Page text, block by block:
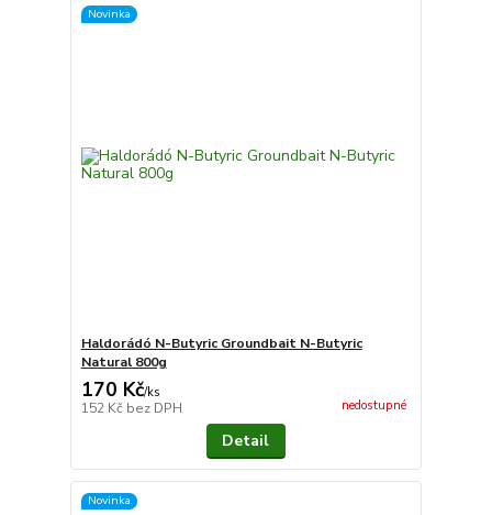
Novinka
Haldorádó N-Butyric Groundbait N-Butyric
Natural 800g
170 Kč/ks
152 Kč bez DPH nedostupné
Detail
Novinka